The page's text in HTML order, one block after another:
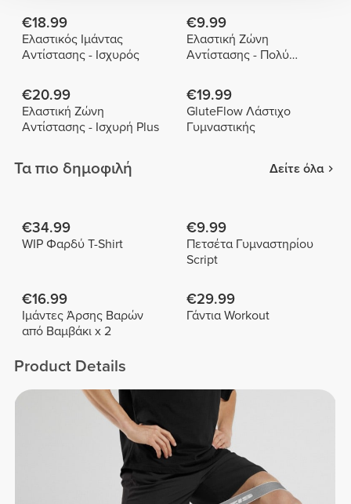
€18.99
Ελαστικός Ιμάντας
Αντίστασης - Ισχυρός
€9.99
Ελαστική Ζώνη
Αντίστασης - Πολύ
€20.99
Ελαστική Ζώνη
Αντίστασης - Ισχυρή Plus
€19.99
GluteFlow Λάστιχο
Γυμναστικής
Τα πιο δημοφιλή Δείτε όλα
€34.99
WIP Φαρδύ T-Shirt
€9.99
Πετσέτα Γυμναστηρίου
Script
€16.99
Ιμάντες Άρσης Βαρών
από Βαμβάκι x 2
€29.99
Γάντια Workout
Product Details